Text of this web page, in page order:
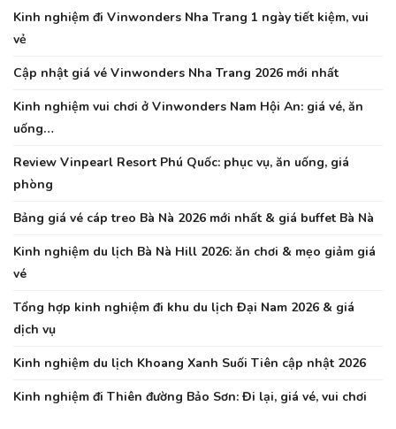
Kinh nghiệm đi Vinwonders Nha Trang 1 ngày tiết kiệm, vui
vẻ
Cập nhật giá vé Vinwonders Nha Trang 2026 mới nhất
Kinh nghiệm vui chơi ở Vinwonders Nam Hội An: giá vé, ăn
uống…
Review Vinpearl Resort Phú Quốc: phục vụ, ăn uống, giá
phòng
Bảng giá vé cáp treo Bà Nà 2026 mới nhất & giá buffet Bà Nà
Kinh nghiệm du lịch Bà Nà Hill 2026: ăn chơi & mẹo giảm giá
vé
Tổng hợp kinh nghiệm đi khu du lịch Đại Nam 2026 & giá
dịch vụ
Kinh nghiệm du lịch Khoang Xanh Suối Tiên cập nhật 2026
Kinh nghiệm đi Thiên đường Bảo Sơn: Đi lại, giá vé, vui chơi